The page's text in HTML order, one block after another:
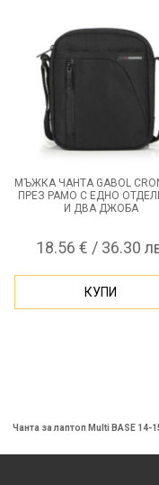
МЪЖКА ЧАНТА GABOL
ПРЕЗ РАМО С ЕДНО
И ДВА ДЖОБА
18.56 € / 36.30
КУПИ
Чанта за лаптоп Multi BASE 14-